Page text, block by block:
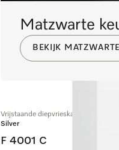
Vrijstaande diepvrieskast
Silver
F 4001 C
Matzwarte
BEKIJK